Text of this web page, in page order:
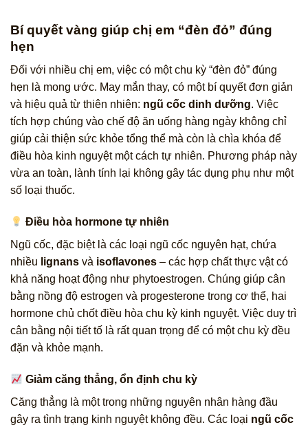
Bí quyết vàng giúp chị em “đèn đỏ” đúng
hẹn
Đối với nhiều chị em, việc có một chu kỳ “đèn đỏ” đúng
hẹn là mong ước. May mắn thay, có một bí quyết đơn giản
và hiệu quả từ thiên nhiên: ngũ cốc dinh dưỡng. Việc
tích hợp chúng vào chế độ ăn uống hàng ngày không chỉ
giúp cải thiện sức khỏe tổng thể mà còn là chìa khóa để
điều hòa kinh nguyệt một cách tự nhiên. Phương pháp này
vừa an toàn, lành tính lại không gây tác dụng phụ như một
số loại thuốc.
Điều hòa hormone tự nhiên
Ngũ cốc, đặc biệt là các loại ngũ cốc nguyên hạt, chứa
nhiều lignans và isoflavones – các hợp chất thực vật có
khả năng hoạt động như phytoestrogen. Chúng giúp cân
bằng nồng độ estrogen và progesterone trong cơ thể, hai
hormone chủ chốt điều hòa chu kỳ kinh nguyệt. Việc duy trì
cân bằng nội tiết tố là rất quan trọng để có một chu kỳ đều
đặn và khỏe mạnh.
Giảm căng thẳng, ổn định chu kỳ
Căng thẳng là một trong những nguyên nhân hàng đầu
gây ra tình trạng kinh nguyệt không đều. Các loại ngũ cốc